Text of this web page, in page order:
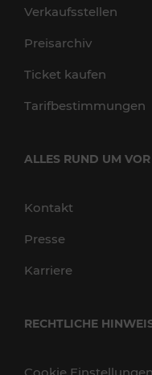
Verkaufsstellen
Preisarchiv
Ticket kaufen
Tarifbestimmungen
ALLES RUND UM VOR
Kontakt
Presse
Karriere
RECHTLICHE